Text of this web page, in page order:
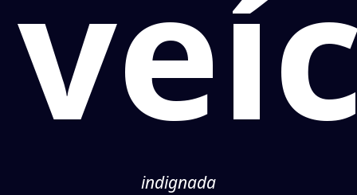
indignada